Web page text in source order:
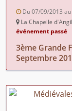
Du 07/09/2013
La Chapelle
événement passé
3ème Grande
Septembre